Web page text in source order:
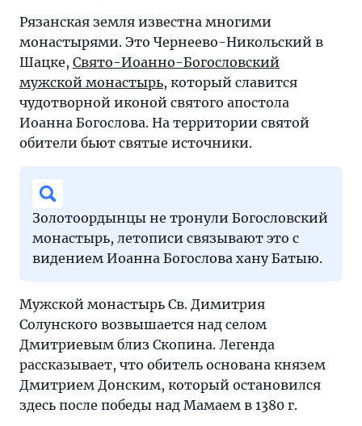
Рязанская земля известна многими
монастырями. Это Чернеево-Никольский в
Шацке, Свято-Иоанно-Богословский
мужской монастырь, который славится
чудотворной иконой святого апостола
Иоанна Богослова. На территории святой
обители бьют святые источники.
Золотоордынцы не тронули Богословский
монастырь, летописи связывают это с
видением Иоанна Богослова хану Батыю.
Мужской монастырь Св. Димитрия
Солунского возвышается над селом
Дмитриевым близ Скопина. Легенда
рассказывает, что обитель основана князем
Дмитрием Донским, который остановился
здесь после победы над Мамаем в 1380 г.